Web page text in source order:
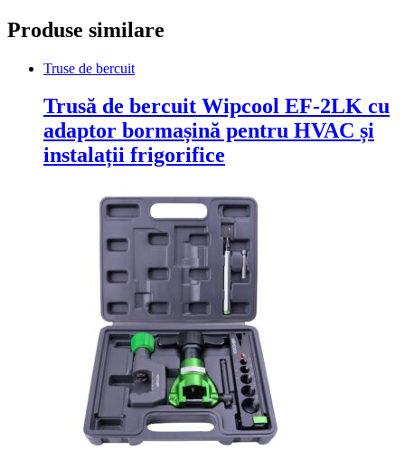
Produse similare
Truse de bercuit
Trusă de bercuit Wipcool EF-2LK cu
adaptor bormașină pentru HVAC și
instalații frigorifice